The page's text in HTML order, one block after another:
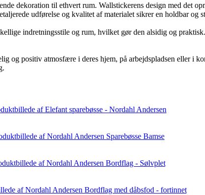
dekoration til ethvert rum. Wallstickerens design med det
udførelse og kvalitet af materialet sikrer en holdbar og
indretningsstile og rum, hvilket gør den alsidig og
og positiv atmosfære i deres hjem, på arbejdspladsen eller i